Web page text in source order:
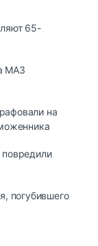
65-
МАЗ
на
погубившего